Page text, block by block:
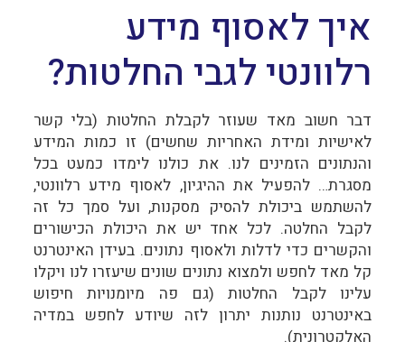
איך לאסוף מידע
רלוונטי לגבי החלטות?
דבר חשוב מאד שעוזר לקבלת החלטות (בלי קשר
לאישיות ומידת האחריות שחשים) זו כמות המידע
והנתונים הזמינים לנו. את כולנו לימדו כמעט בכל
מסגרת… להפעיל את ההיגיון, לאסוף מידע רלוונטי,
להשתמש ביכולת להסיק מסקנות, ועל סמך כל זה
לקבל החלטה. לכל אחד יש את היכולת הכישורים
והקשרים כדי לדלות ולאסוף נתונים. בעידן האינטרנט
קל מאד לחפש ולמצוא נתונים שונים שיעזרו לנו ויקלו
עלינו לקבל החלטות (גם פה מיומנויות חיפוש
באינטרנט נותנות יתרון לזה שיודע לחפש במדיה
האלקטרונית).